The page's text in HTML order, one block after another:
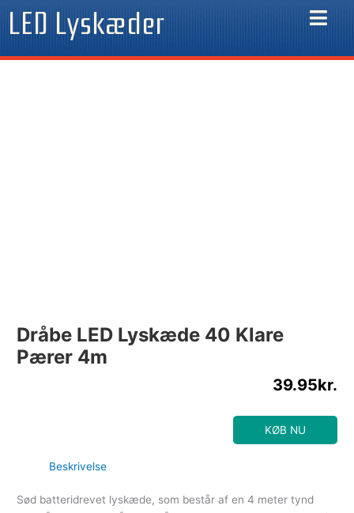
LED Lyskæder
Dråbe LED Lyskæde 40 Klare
Pærer 4m
39.95kr.
KØB NU
Beskrivelse
Sød batteridrevet lyskæde, som består af en 4 meter tynd